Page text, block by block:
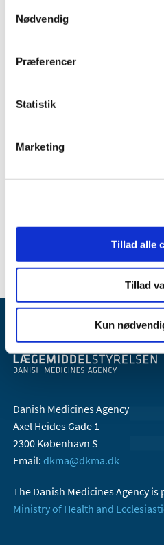
Nødvendig
Præferencer
Statistik
Marketing
Tillad alle
Tillad
Kun
2019 (20)
2017 (48)
2013 (3)
2011 (13)
2009 (14)
Danish Medicines Agency
Axel Heides Gade 1
2300 København S
Email: dkma@dkma.dk
The Danish Medicines Agency is
Ministry of Health and